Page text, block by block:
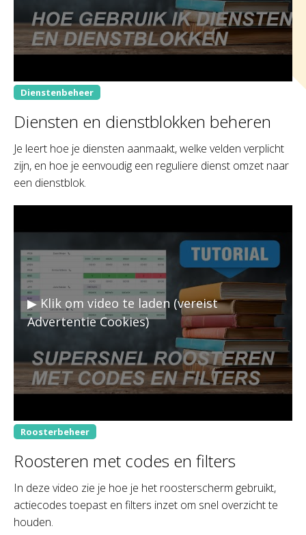
Dienstenbeheer
Diensten en dienstblokken beheren
Je leert hoe je diensten aanmaakt, welke velden verplicht
zijn, en hoe je eenvoudig een reguliere dienst omzet naar
een dienstblok.
▶ Klik om video te laden (vereist
Advertentie Cookies)
Roosterbeheer
Roosteren met codes en filters
In deze video zie je hoe je het roosterscherm gebruikt,
actiecodes toepast en filters inzet om snel overzicht te
houden.